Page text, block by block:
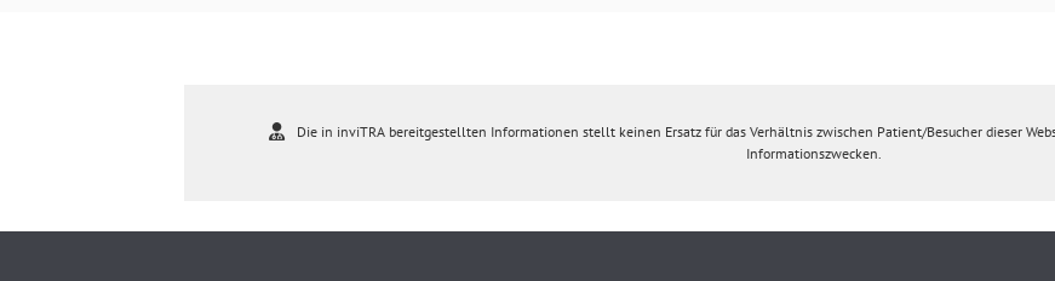
Die in inviTRA bereitgestellten Informationen stellt keinen Ersatz für das Verhältnis zwischen Patient/Besucher dieser
Informationszwecken.